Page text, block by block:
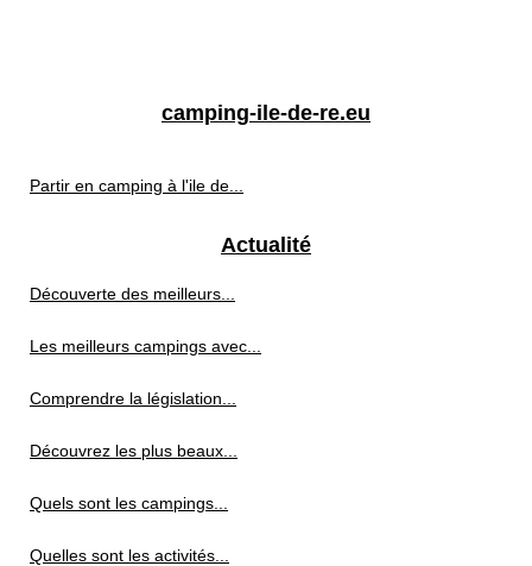
camping-ile-de-re.eu
Partir en camping à l'ile de...
Actualité
Découverte des meilleurs...
Les meilleurs campings avec...
Comprendre la législation...
Découvrez les plus beaux...
Quels sont les campings...
Quelles sont les activités...